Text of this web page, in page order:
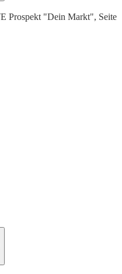
Prospekt "Dein Markt", Seite